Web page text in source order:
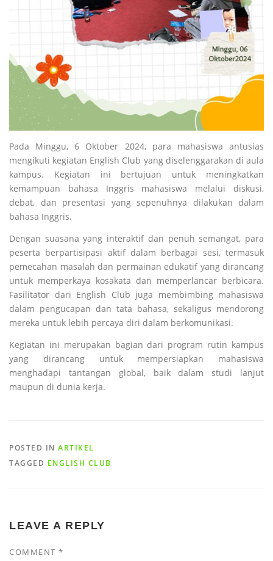
Pada Minggu, 6 Oktober 2024, para mahasiswa antusias
mengikuti kegiatan English Club yang diselenggarakan di aula
kampus. Kegiatan ini bertujuan untuk meningkatkan
kemampuan bahasa Inggris mahasiswa melalui diskusi,
debat, dan presentasi yang sepenuhnya dilakukan dalam
bahasa Inggris.
Dengan suasana yang interaktif dan penuh semangat, para
peserta berpartisipasi aktif dalam berbagai sesi, termasuk
pemecahan masalah dan permainan edukatif yang dirancang
untuk memperkaya kosakata dan memperlancar berbicara.
Fasilitator dari English Club juga membimbing mahasiswa
dalam pengucapan dan tata bahasa, sekaligus mendorong
mereka untuk lebih percaya diri dalam berkomunikasi.
Kegiatan ini merupakan bagian dari program rutin kampus
yang dirancang untuk mempersiapkan mahasiswa
menghadapi tantangan global, baik dalam studi lanjut
maupun di dunia kerja.
POSTED IN ARTIKEL
TAGGED ENGLISH CLUB
LEAVE A REPLY
COMMENT *